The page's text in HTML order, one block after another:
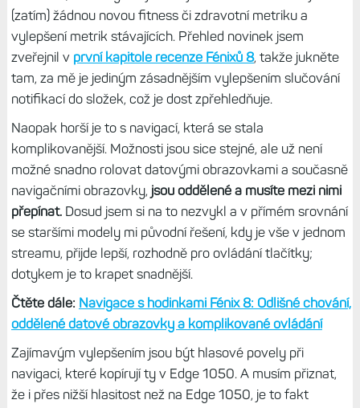
aktivit, ale to je určitě krok k lepšímu.
Věci jako Zkratky
nebo Rychlé menu zůstávají beze změny a to je dobře.
Tip:Zkratky: Rychlý přístup k funkcím aneb Snadnější
ovládání hodinek + několik zajímavých tipů
Vzali staré menu a trochu s ním
zatřásli
Kromě vylepšeného (tedy, jak se to vezme) uživatelského
prostředí tu máme několik nových funkcí, ale jde spíše o
drobnosti, které vylaďují stávající možnosti. Nečekejte
(zatím) žádnou novou fitness či zdravotní metriku a
vylepšení metrik stávajících. Přehled novinek jsem
zveřejnil v první kapitole recenze Fénixů 8
, takže jukněte
tam, za mě je jediným zásadnějším vylepšením slučování
notifikací do složek, což je dost zpřehledňuje.
Naopak horší je to s navigací, která se stala
komplikovanější. Možnosti jsou sice stejné, ale už není
možné snadno rolovat datovými obrazovkami a současně
navigačními obrazovky,jsou oddělené a musíte mezi nimi